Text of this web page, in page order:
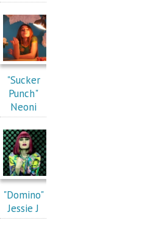
"Sucker
Punch"
Neoni
"Domino"
Jessie J